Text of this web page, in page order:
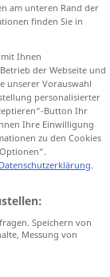
am unteren Rand der
finden Sie in
Ihnen
der Webseite und
unserer Vorauswahl
personalisierter
Button Ihr
Ihre Einwilligung
zu den Cookies
Datenschutzerklärung.
Speichern von
Messung von